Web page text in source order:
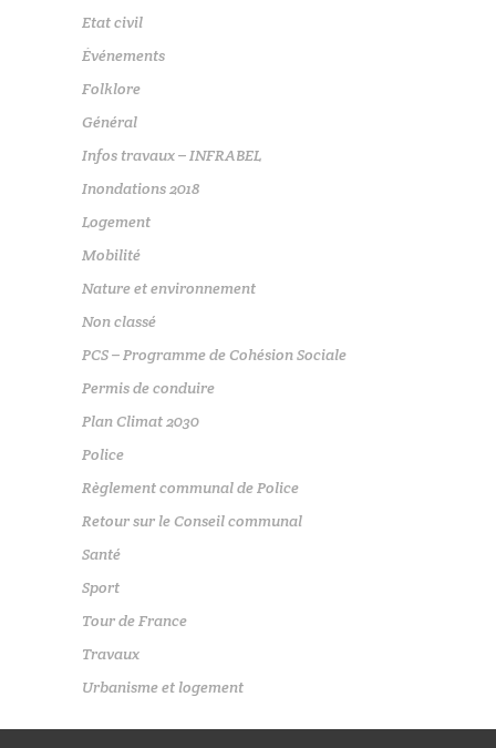
Etat civil
Événements
Folklore
Général
Infos travaux – INFRABEL
Inondations 2018
Logement
Mobilité
Nature et environnement
Non classé
PCS – Programme de Cohésion Sociale
Permis de conduire
Plan Climat 2030
Police
Règlement communal de Police
Retour sur le Conseil communal
Santé
Sport
Tour de France
Travaux
Urbanisme et logement